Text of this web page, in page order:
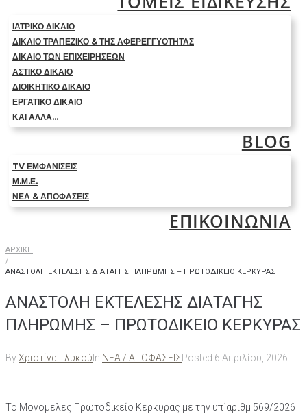
ΙΑΤΡΙΚΟ ΔΙΚΑΙΟ
ΔΙΚΑΙΟ ΤΡΑΠΕΖΙΚΟ & ΤΗΣ ΑΦΕΡΕΓΓΥΟΤΗΤΑΣ
ΔΙΚΑΙΟ ΤΩΝ ΕΠΙΧΕΙΡΗΣΕΩΝ
ΑΣΤΙΚΟ ΔΙΚΑΙΟ
ΔΙΟΙΚΗΤΙΚΟ ΔΙΚΑΙΟ
ΕΡΓΑΤΙΚΟ ΔΙΚΑΙΟ
ΚΑΙ ΑΛΛΑ…
BLOG
TV ΕΜΦΑΝΙΣΕΙΣ
Μ.Μ.Ε.
ΝΕΑ & ΑΠΟΦΑΣΕΙΣ
ΕΠΙΚΟΙΝΩΝΙΑ
ΑΡΧΙΚΗ
/
ΑΝΑΣΤΟΛΗ ΕΚΤΕΛΕΣΗΣ ΔΙΑΤΑΓΗΣ ΠΛΗΡΩΜΗΣ – ΠΡΩΤΟΔΙΚΕΙΟ ΚΕΡΚΥΡΑΣ
ΑΝΑΣΤΟΛΗ ΕΚΤΕΛΕΣΗΣ ΔΙΑΤΑΓΗΣ
ΠΛΗΡΩΜΗΣ – ΠΡΩΤΟΔΙΚΕΙΟ ΚΕΡΚΥΡΑΣ
ByΧριστίνα Γλυκού In ΝΕΑ / ΑΠΟΦΑΣΕΙΣPosted 6 Απριλίου, 2026
Το Μονομελές Πρωτοδικείο Κέρκυρας με την υπ΄αριθμ 569/2026